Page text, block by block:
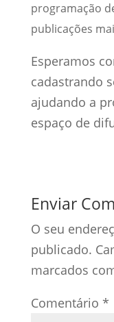
programação
publicações
Esperamos
cadastrando
ajudando a
espaço de
Enviar
O seu
publicado.
marcados
Comentário *